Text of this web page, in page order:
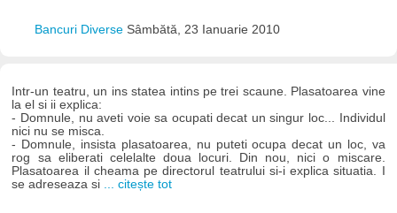
Bancuri Diverse Sâmbătă, 23 Ianuarie 2010
Intr-un teatru, un ins statea intins pe trei scaune. Plasatoarea vine
la el si ii explica:
- Domnule, nu aveti voie sa ocupati decat un singur loc... Individul
nici nu se misca.
- Domnule, insista plasatoarea, nu puteti ocupa decat un loc, va
rog sa eliberati celelalte doua locuri. Din nou, nici o miscare.
Plasatoarea il cheama pe directorul teatrului si-i explica situatia. I
se adreseaza si
... citește tot